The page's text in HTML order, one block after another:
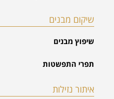
שיקום מבנים
שיפוץ מבנים
תפרי התפשטות
איתור נזילות